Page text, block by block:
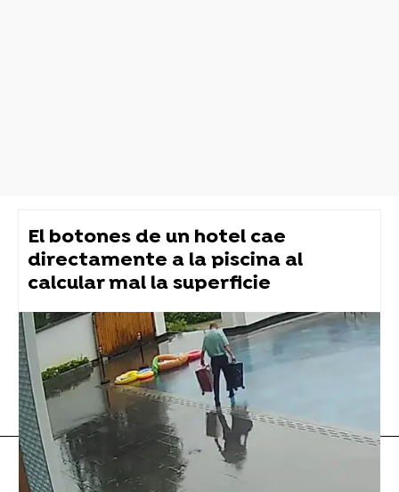
El botones de un hotel cae
directamente a la piscina al
calcular mal la superficie
Flooxer Now » Viral
Twitter